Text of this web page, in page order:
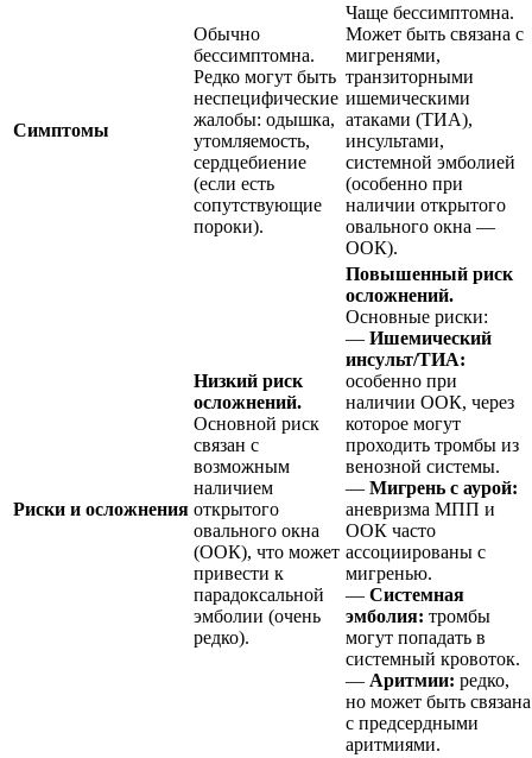
Симптомы
Обычно
бессимптомна.
Редко могут быть
неспецифические
жалобы: одышка,
утомляемость,
сердцебиение
(если есть
сопутствующие
пороки).
Чаще бессимптомна.
Может быть связана с
мигренями,
транзиторными
ишемическими
атаками (ТИА),
инсультами,
системной эмболией
(особенно при
наличии открытого
овального окна —
ООК).
Риски и осложнения
Низкий риск
осложнений.
Основной риск
связан с
возможным
наличием
открытого
овального окна
(ООК), что может
привести к
парадоксальной
эмболии (очень
редко).
Повышенный риск
осложнений.
Основные риски:
— Ишемический
инсульт/ТИА:
особенно при
наличии ООК, через
которое могут
проходить тромбы из
венозной системы.
— Мигрень с аурой:
аневризма МПП и
ООК часто
ассоциированы с
мигренью.
— Системная
эмболия: тромбы
могут попадать в
системный кровоток.
— Аритмии: редко,
но может быть связана
с предсердными
аритмиями.